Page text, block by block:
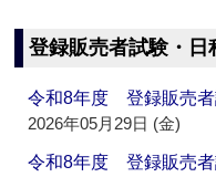
登録販売者試験・日
令和8年度 登録販売
2026年05月29日 (金)
令和8年度 登録販売